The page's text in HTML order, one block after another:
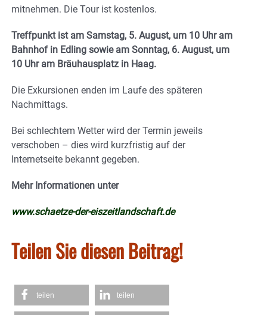
mitnehmen. Die Tour ist kostenlos.
Treffpunkt ist am Samstag, 5. August, um 10 Uhr am
Bahnhof in Edling sowie am Sonntag, 6. August, um
10 Uhr am Bräuhausplatz in Haag.
Die Exkursionen enden im Laufe des späteren
Nachmittags.
Bei schlechtem Wetter wird der Termin jeweils
verschoben – dies wird kurzfristig auf der
Internetseite bekannt gegeben.
Mehr Informationen unter
www.schaetze-der-eiszeitlandschaft.de
Teilen Sie diesen Beitrag!
teilen teilen